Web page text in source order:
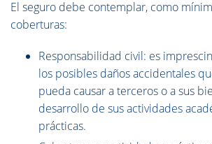
El seguro debe contemplar, como
coberturas:
Responsabilidad civil: es
los posibles daños accidentales
pueda causar a terceros o a sus
desarrollo de sus actividades
prácticas.